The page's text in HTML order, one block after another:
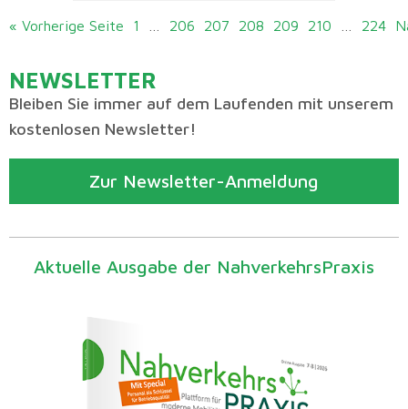
« Vorherige Seite 1 206 207 208 209 210 224
NEWSLETTER
Bleiben Sie immer auf dem Laufenden mit unserem
kostenlosen Newsletter!
Zur Newsletter-Anmeldung
Aktuelle Ausgabe der NahverkehrsPraxis